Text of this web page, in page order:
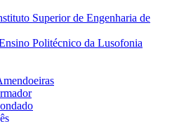
Superior de Engenharia de
Politécnico da Lusofonia